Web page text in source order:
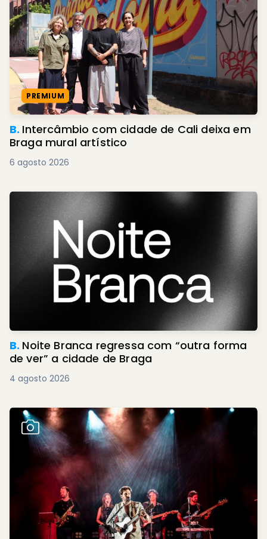
PREMIUM
B. Intercâmbio com cidade de Cali deixa em
Braga mural artístico
6 agosto 2026
B. Noite Branca regressa com “outra forma
de ver” a cidade de Braga
4 agosto 2026